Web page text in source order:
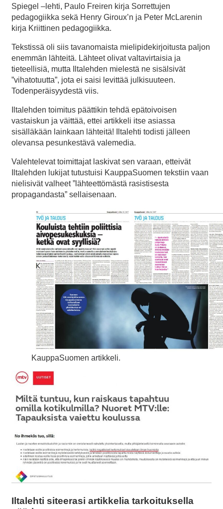
Spiegel –lehti, Paulo Freiren kirja Sorrettujen
pedagogiikka sekä Henry Giroux’n ja Peter McLarenin
kirja Kriittinen pedagogiikka.
Tekstissä oli siis tavanomaista mielipidekirjoitusta paljon
enemmän lähteitä. Lähteet olivat valtavirtaisia ja
tieteellisiä, mutta Iltalehden mielestä ne sisälsivät
”vihatotuutta”, jota ei saisi levittää julkisuuteen.
Todenperäisyydestä viis.
Iltalehden toimitus päättikin tehdä epätoivoisen
vastaiskun ja väittää, ettei artikkeli itse asiassa
sisälläkään lainkaan lähteitä! Iltalehti todisti jälleen
olevansa pesunkestävä valemedia.
Valehtelevat toimittajat laskivat sen varaan, etteivät
Iltalehden lukijat tutustuisi KauppaSuomen tekstiin vaan
nielisivät valheet ”lähteettömästä rasistisesta
propagandasta” sellaisenaan.
KauppaSuomen artikkeli.
Iltalehti siteerasi artikkelia tarkoituksella